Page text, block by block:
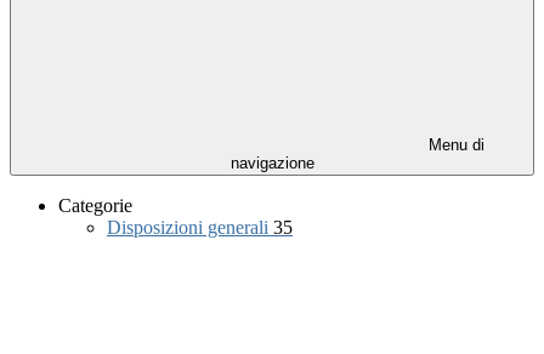
Menu di
navigazione
Categorie
Disposizioni generali 35